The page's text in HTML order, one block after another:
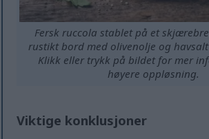
Fersk ruccola stablet på et
rustikt bord med olivenolje og
Klikk eller trykk på bildet for mer
høyere oppløsning.
Viktige konklusjoner